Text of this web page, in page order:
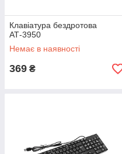
Клавіатура бездротова
АТ-3950
Немає в наявності
369 ₴